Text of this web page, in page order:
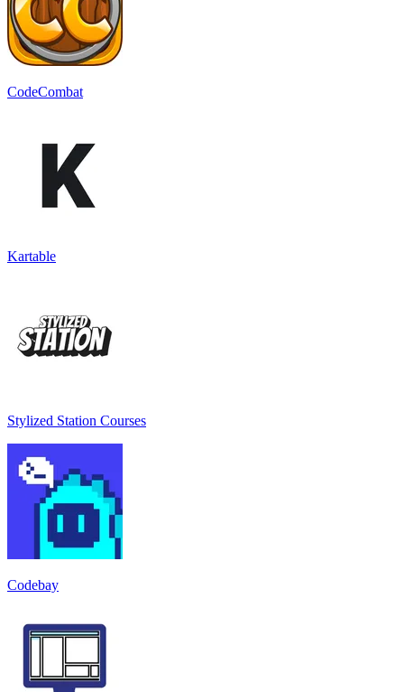
CodeCombat
Kartable
Stylized Station Courses
Codebay